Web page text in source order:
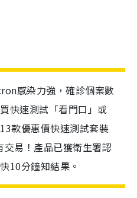
感染力強，確診個案數
快速測試「看門口」或
款優惠價快速測試套裝
易！產品已獲衛生署認
10分鐘知結果。